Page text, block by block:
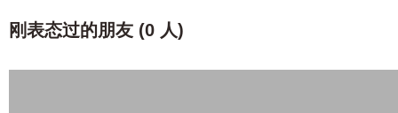
刚表态过的朋友 (0 人)